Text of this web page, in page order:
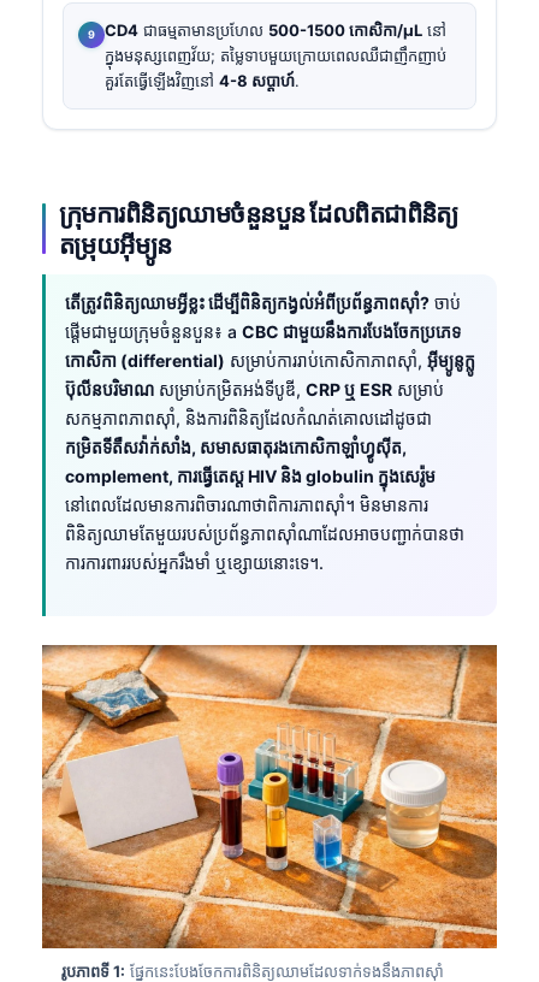
CD4 ជាធម្មតាមានប្រហែល 500-1500 កោសិកា/µL នៅ
ក្នុងមនុស្សពេញវ័យ; តម្លៃទាបមួយក្រោយពេលឈឺជាញឹកញាប់
គួរតែធ្វើឡើងវិញនៅ 4-8 សប្តាហ៍.
ក្រុមការពិនិត្យឈាមចំនួនបួន ដែលពិតជាពិនិត្យ
តម្រុយអ៊ីម្យូន
តើត្រូវពិនិត្យឈាមអ្វីខ្លះ ដើម្បីពិនិត្យកង្វល់អំពីប្រព័ន្ធភាពស៊ាំ? ចាប់
ផ្តើមជាមួយក្រុមចំនួនបួន៖ a CBC ជាមួយនឹងការបែងចែកប្រភេទ
កោសិកា (differential) សម្រាប់ការរាប់កោសិកាភាពស៊ាំ, អ៊ីម្យូនូក្លូ
ប៊ុលីនបរិមាណ សម្រាប់កម្រិតអង់ទីបូឌី, CRP ឬ ESR សម្រាប់
សកម្មភាពភាពស៊ាំ, និងការពិនិត្យដែលកំណត់គោលដៅដូចជា
កម្រិតទីតឺសវ៉ាក់សាំង, សមាសធាតុរងកោសិកាឡាំហ្វូស៊ីត,
complement, ការធ្វើតេស្ត HIV និង globulin ក្នុងសេរ៉ូម
នៅពេលដែលមានការពិចារណាថាពិការភាពស៊ាំ។ មិនមានការ
ពិនិត្យឈាមតែមួយរបស់ប្រព័ន្ធភាពស៊ាំណាដែលអាចបញ្ជាក់បានថា
ការការពាររបស់អ្នករឹងមាំ ឬខ្សោយនោះទេ។.
រូបភាពទី 1: ផ្នែកនេះបែងចែកការពិនិត្យឈាមដែលទាក់ទងនឹងភាពស៊ាំ